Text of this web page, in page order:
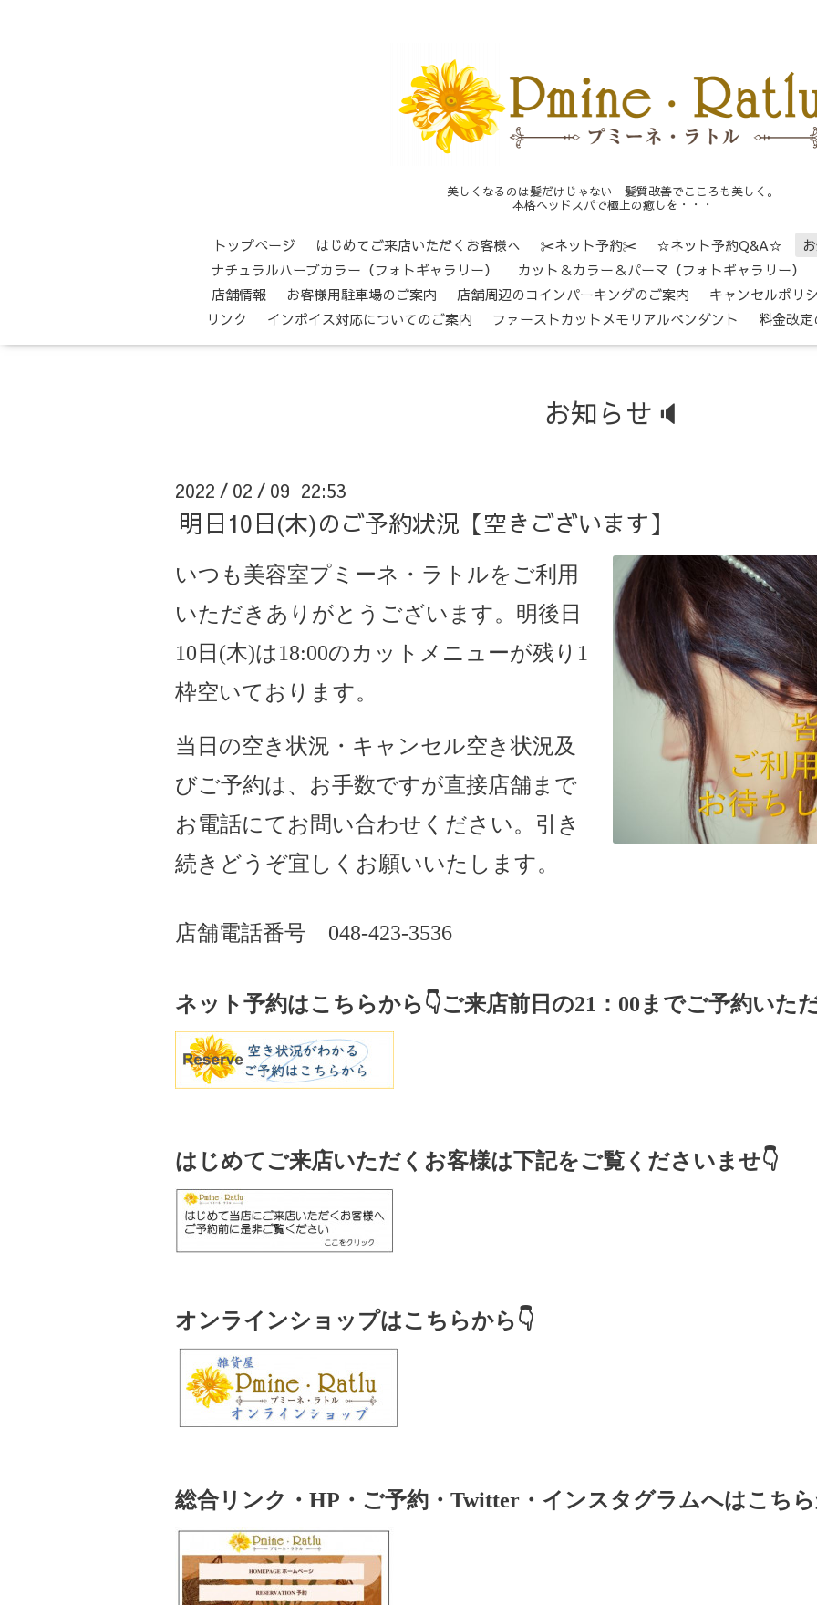
美しくなるのは髪だけじゃない 髪質改善でこころも美しく。
本格ヘッドスパで極上の癒しを・・・
トップページ はじめてご来店いただくお客様へ ✂ネット予約✂ ☆ネット予約Q&A☆
ナチュラルハーブカラー（フォトギャラリー）
カット＆カラー＆パーマ（フォトギャラリー）
店舗情報
お客様用駐車場のご案内 店舗周辺のコインパーキングのご案内
キャンセルポリ
リンク
インボイス対応についてのご案内 ファーストカットメモリアルペンダント 料金改
お知らせ🔈
2022 / 02 / 09 22:53
明日10日(木)のご予約状況【空きございます】
いつも美容室プミーネ・ラトルをご利用
いただきありがとうございます。明後日
10 日(木)は18:00のカットメニューが残り1
枠空いております。
当日の空き状況・キャンセル空き状況及
びご予約は、お手数ですが直接店舗まで
お電話にてお問い合わせください。引き
続きどうぞ宜しくお願いいたします。
店舗電話番号 048-423-3536
ネット予約はこちらから👇ご来店前日の21 ： 00までご予約いた
はじめてご来店いただくお客様は下記をご覧くださいませ👇
オンラインショップはこちらから👇
総合リンク・HP・ご予約・Twitter・インスタグラムへはこちら